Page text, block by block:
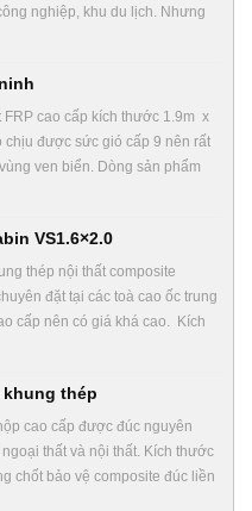
nghiệp, khu du lịch. Nhưng
FRP cao cấp kích thước 1.9m x
chịu được sức gió cấp 9 nên rất
ven biển. Dòng sản phẩm
VS1.6×2.0
thép nội thất composite
đặt tại các toà cao ốc trung
cấp nên có giá khá cao. Kích
thép
cao cấp được đúc nguyên
thất và nội thất. Kích thước
chốt bảo vệ composite đúc liền